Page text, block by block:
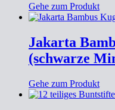
Gehe zum Produkt
Jakarta
(schwarze
Gehe zum Produkt